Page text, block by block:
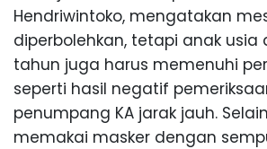
Hendriwintoko, mengatakan
diperbolehkan, tetapi anak usia
tahun juga harus memenuhi
seperti hasil negatif
penumpang KA jarak jauh.
memakai masker dengan